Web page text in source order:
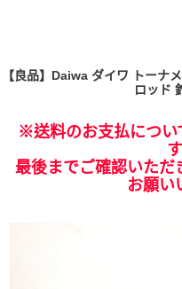
【良品】Daiwa ダイワ トーナ
ロッド
※送料のお支払につい
最後までご確認いただ
お願い